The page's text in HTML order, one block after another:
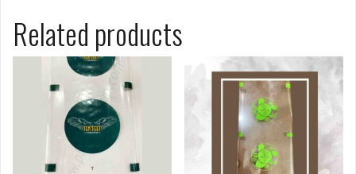
Related products